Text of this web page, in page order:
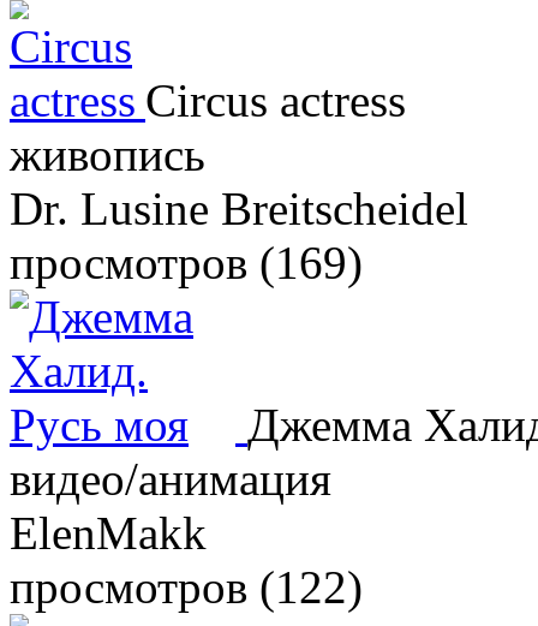
Circus actress
живопись
Dr. Lusine Breitscheidel
просмотров (169)
Джемма
видео/анимация
ElenMakk
просмотров (122)